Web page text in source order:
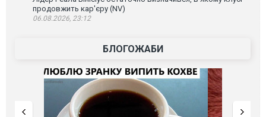
продовжить кар'єру (NV)
06.08.2026, 23:12
БЛОГОЖАБИ